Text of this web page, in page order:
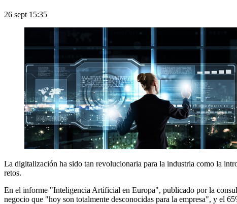
26 sept 15:35
La digitalización ha sido tan revolucionaria para la industria como la
retos.
En el informe "Inteligencia Artificial en Europa", publicado por la
negocio que "hoy son totalmente desconocidas para la empresa", y el